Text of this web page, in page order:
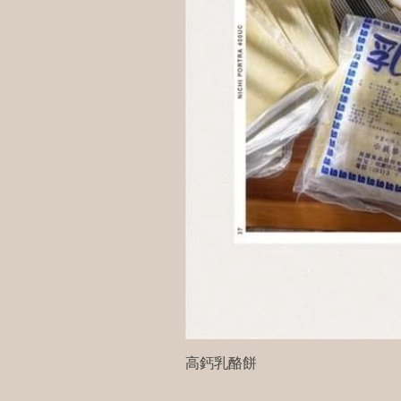
高鈣乳酪餅